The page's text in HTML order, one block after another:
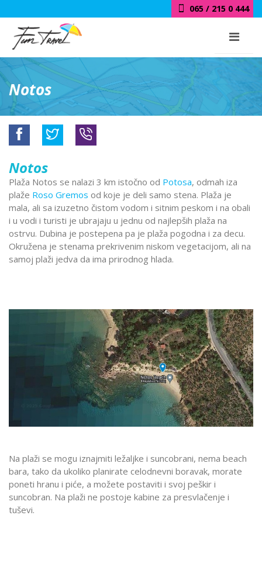
065 / 215 0 444
Notos
Notos
Plaža Notos se nalazi 3 km istočno od Potosa, odmah iza
plaže Roso Gremos od koje je deli samo stena. Plaža je
mala, ali sa izuzetno čistom vodom i sitnim peskom i na obali
i u vodi i turisti je ubrajaju u jednu od najlepših plaža na
ostrvu. Dubina je postepena pa je plaža pogodna i za decu.
Okružena je stenama prekrivenim niskom vegetacijom, ali na
samoj plaži jedva da ima prirodnog hlada.
Na plaži se mogu iznajmiti ležaljke i suncobrani, nema beach
bara, tako da ukoliko planirate celodnevni boravak, morate
poneti hranu i piće, a možete postaviti i svoj peškir i
suncobran. Na plaži ne postoje kabine za presvlačenje i
tuševi.